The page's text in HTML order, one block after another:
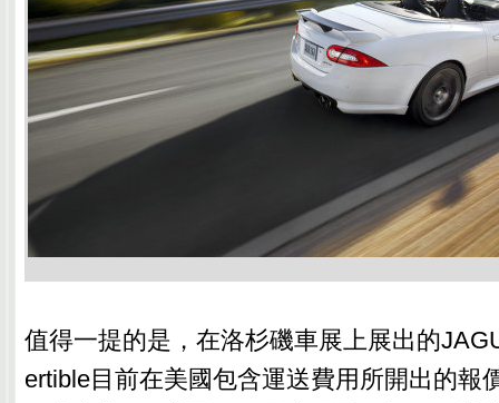
值得一提的是，在洛杉磯車展上展出的
ertible目前在美國包含運送費用所開出的報